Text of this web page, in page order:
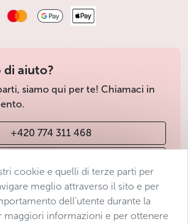
di aiuto?
siamo qui per te! Chiamaci in
+420 774 311 468
cookie e quelli di terze parti per
meglio attraverso il sito e per
dell’utente durante la
maggiori informazioni e per ottenere